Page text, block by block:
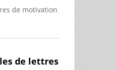
de motivation
de lettres